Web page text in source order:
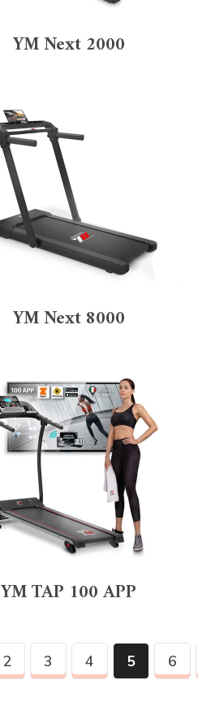
Forme du tapis
YM Next 2000
YM Next 8000
YM TAP 100 APP
2 3 4 5 6